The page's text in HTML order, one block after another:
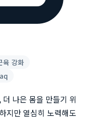
육 강화
나은 몸을 만들기 위
지만 열심히 노력해도